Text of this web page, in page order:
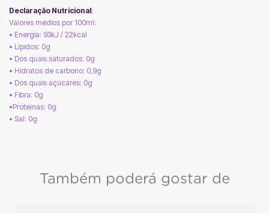
Declaração Nutricional:
Valores médios por 100ml:
• Energia: 93kJ / 22kcal
• Lípidos: 0g
• Dos quais saturados: 0g
• Hidratos de carbono: 0,9g
• Dos quais açúcares: 0g
• Fibra: 0g
•Proteínas: 0g
• Sal: 0g
Também poderá gostar de